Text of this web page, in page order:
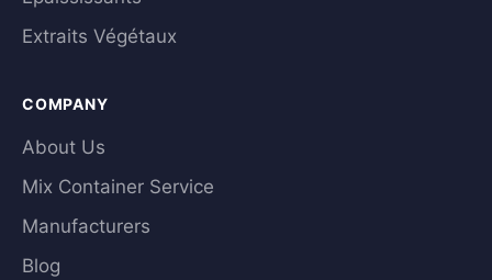
Extraits Végétaux
COMPANY
About Us
Mix Container Service
Manufacturers
Blog